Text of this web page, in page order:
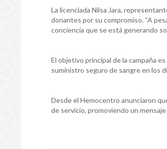
La licenciada Nilsa Jara,
donantes por su compromiso. “A
conciencia que se está generando
El objetivo principal de la campaña
suministro seguro de sangre en los
Desde el Hemocentro anunciaron
de servicio, promoviendo un